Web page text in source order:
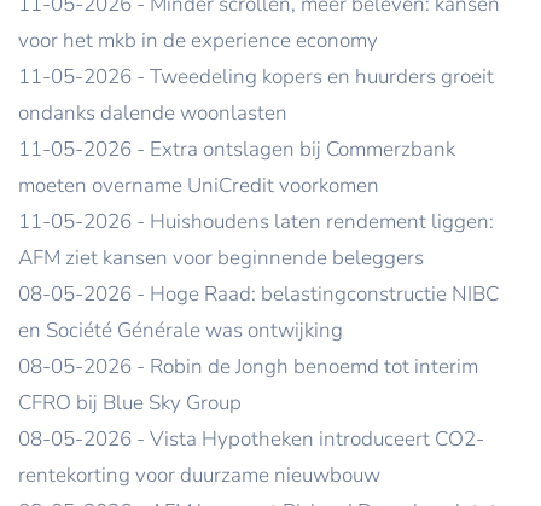
voor het mkb in de experience economy
11-05-2026 - Tweedeling kopers en huurders groeit
ondanks dalende woonlasten
11-05-2026 - Extra ontslagen bij Commerzbank
moeten overname UniCredit voorkomen
11-05-2026 - Huishoudens laten rendement liggen:
AFM ziet kansen voor beginnende beleggers
08-05-2026 - Hoge Raad: belastingconstructie NIBC
en Société Générale was ontwijking
08-05-2026 - Robin de Jongh benoemd tot interim
CFRO bij Blue Sky Group
08-05-2026 - Vista Hypotheken introduceert CO2-
rentekorting voor duurzame nieuwbouw